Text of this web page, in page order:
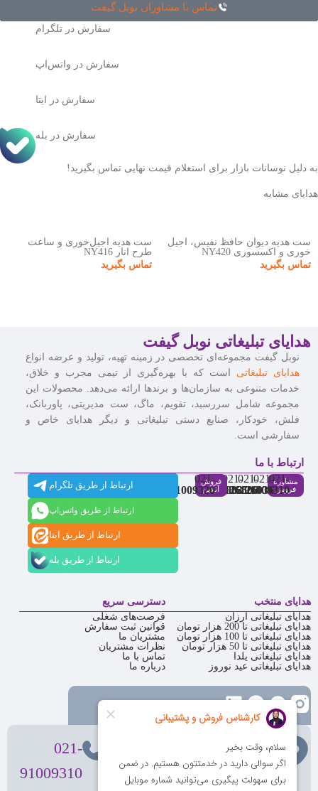
تماس با مشاوران نوبل گیفت
سفارش در تلگرام
سفارش در واتس‌اپ
سفارش در ایتا
سفارش در بله
به دلیل نوسانات بازار برای استعلام قیمت نهایی تماس بگیرید!
هدایای مشابه
ست هدیه دیوان حافظ نفیس، آجیل
خوری و اکسسوری NY420
تماس بگیرید
ست هدیه آجیل‌خوری و ساعت
طرح انار NY416
تماس بگیرید
هدایای تبلیغاتی نوبل گیفت
نوبل گیفت مجموعه‌ای تخصصی در زمینه تهیه، تولید و عرضه انواع
هدایای تبلیغاتی است که با بهره‌گیری از تیمی مجرب و خلاق،
خدمات متنوعی به سازمان‌ها و برندها ارائه می‌دهد. محصولات این
مجموعه شامل سررسید، تقویم، ماگ، ست مدیریتی، پاوربانک،
فلش، خودکار، صنایع دستی تبلیغاتی و دیگر هدایای خاص و
سفارشی است.
ارتباط با ما
مشاوره
فروش
021-
91009310
021-
86126036
021-
86126506
021-
88537803
فروش
آنلاین
021-
91009320
ارتباط از طریق تلگرام
ارتباط از طریق واتس‌اپ
ارتباط از طریق ایتا
ارتباط از طریق بله
هدایای منتخب
هدایای تبلیغاتی ارزان
هدایای تبلیغاتی تا 200 هزار تومان
هدایای تبلیغاتی تا 100 هزار تومان
هدایای تبلیغاتی تا 50 هزار تومان
هدایای تبلیغاتی یلدا
هدایای تبلیغاتی عید نوروز
دسترسی سریع
فرصت‌های شغلی
قوانین ثبت سفارش
مشتریان ما
نظرات مشتریان
تماس با ما
درباره ما
تهران، ولیعصر، بالاتر از بهشتی،
بن‌بست پردیس، پلاک 12
021-
91009310